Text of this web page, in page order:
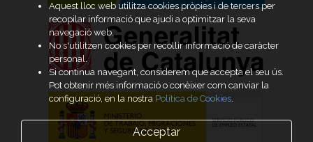
Aquest lloc web utilitza cookies pròpies i de tercers per
recopilar informació que ajudi a optimitzar la seva
navegació web.
No s'utilitzen cookies per recollir informació de caràcter
personal.
Si continua navegant, considerem que accepta el seu ús.
Pot obtenir més informació o conèixer com canviar la
configuració, en la nostra Política de Cookies.
Acceptar